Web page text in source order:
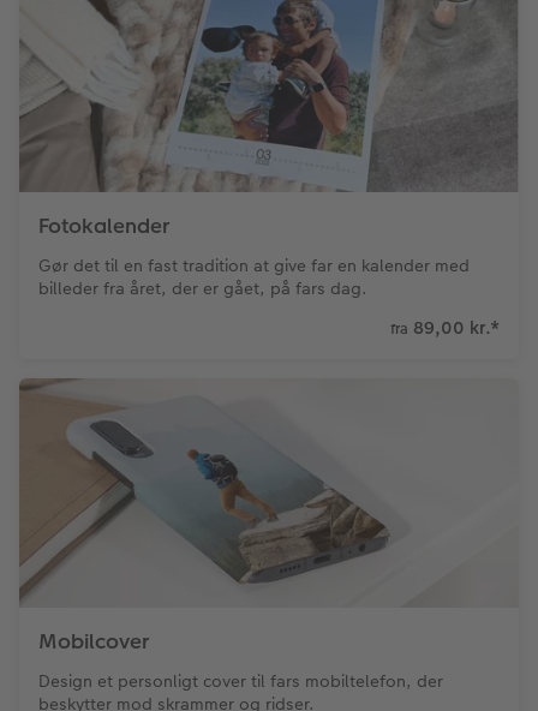
Fotokalender
Gør det til en fast tradition at give far en kalender med
billeder fra året, der er gået, på fars dag.
fra 89,00 kr.*
Mobilcover
Design et personligt cover til fars mobiltelefon, der
beskytter mod skrammer og ridser.